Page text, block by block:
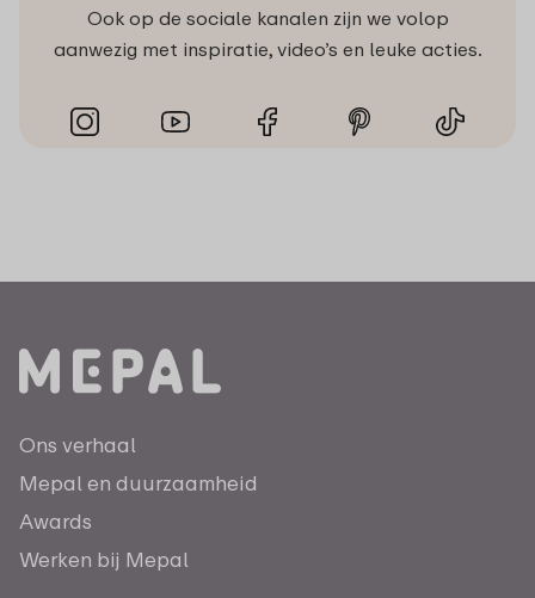
Ook op de sociale kanalen zijn we volop
aanwezig met inspiratie, video’s en leuke acties.
Ons verhaal
Mepal en duurzaamheid
Awards
Werken bij Mepal